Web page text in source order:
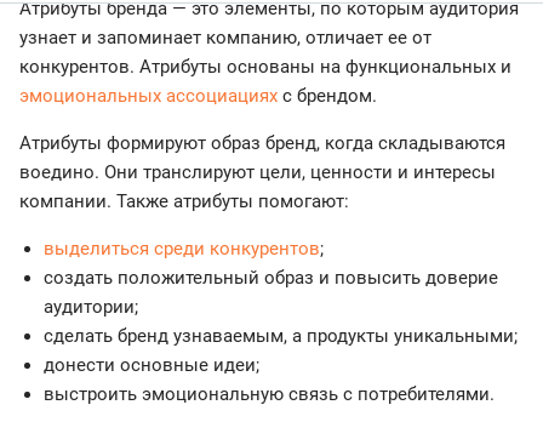
Атрибуты бренда — это элементы, по которым аудитория
узнает и запоминает компанию, отличает ее от
конкурентов. Атрибуты основаны на функциональных и
эмоциональных ассоциациях с брендом.
Атрибуты формируют образ бренд, когда складываются
воедино. Они транслируют цели, ценности и интересы
компании. Также атрибуты помогают:
выделиться среди конкурентов;
создать положительный образ и повысить доверие
аудитории;
сделать бренд узнаваемым, а продукты уникальными;
донести основные идеи;
выстроить эмоциональную связь с потребителями.